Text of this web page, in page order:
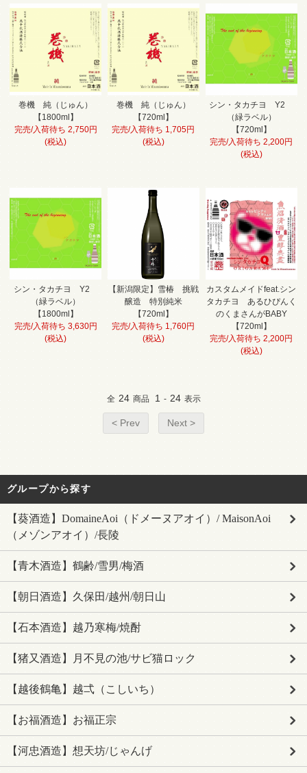
巻機 純（じゅん）
【1800ml】
完売/入荷待ち 2,750円
(税込)
巻機 純（じゅん）
【720ml】
完売/入荷待ち 1,705円
(税込)
シン・タカチヨ Y2
（緑ラベル）
【720ml】
完売/入荷待ち 2,200円
(税込)
シン・タカチヨ Y2
（緑ラベル）
【1800ml】
完売/入荷待ち 3,630円
(税込)
【新潟限定】雪椿 挑戦
醸造 特別純米
【720ml】
完売/入荷待ち 1,760円
(税込)
カスタムメイドfeat.シン
タカチヨ あるひぴんく
のくまさんがBABY
【720ml】
完売/入荷待ち 2,200円
(税込)
全 24 商品 1 - 24 表示
< Prev Next >
グループから探す
【葵酒造】DomaineAoi（ドメーヌアオイ）/ MaisonAoi
（メゾンアオイ）/長陵
【青木酒造】鶴齢/雪男/梅酒
【朝日酒造】久保田/越州/朝日山
【石本酒造】越乃寒梅/焼酎
【猪又酒造】月不見の池/サビ猫ロック
【越後鶴亀】越弌（こしいち）
【お福酒造】お福正宗
【河忠酒造】想天坊/じゃんげ